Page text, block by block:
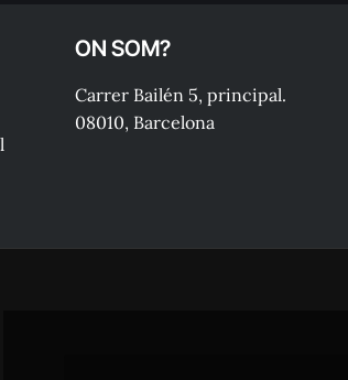
ON SOM?
Carrer Bailén 5, principal.
08010, Barcelona